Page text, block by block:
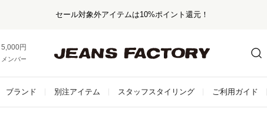
セール対象外アイテムは10%ポイント還元！
5,000円以上お買い上げで送料無料！
メンバー登録でお得な情報をゲット。さらに詳しく
ブランド 別注アイテム スタッフスタイリング ご利用ガイド